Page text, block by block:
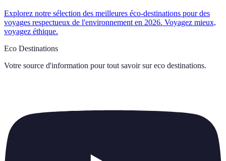
Explorez notre sélection des meilleures éco-destinations pour des
voyages respectueux de l'environnement en 2026. Voyagez mieux,
voyagez éthique.
Eco Destinations
Votre source d'information pour tout savoir sur eco destinations.